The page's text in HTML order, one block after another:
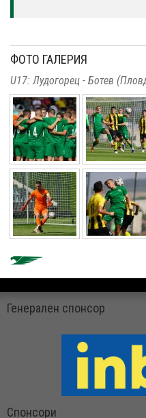
ФОТО ГАЛЕРИЯ
U17: Лудогорец - Ботев
Генерален спонсор
Спонсори